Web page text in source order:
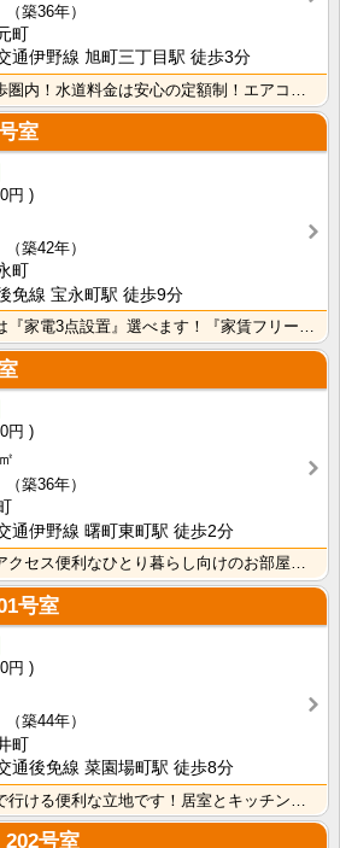
（築36年）
町
通伊野線 旭町三丁目駅 徒歩3分
室
0円
（築42年）
町
免線 宝永町駅 徒歩9分
0円
（築36年）
通伊野線 曙町東町駅 徒歩2分
号室
0円
（築44年）
町
通後免線 菜園場町駅 徒歩8分
202号室